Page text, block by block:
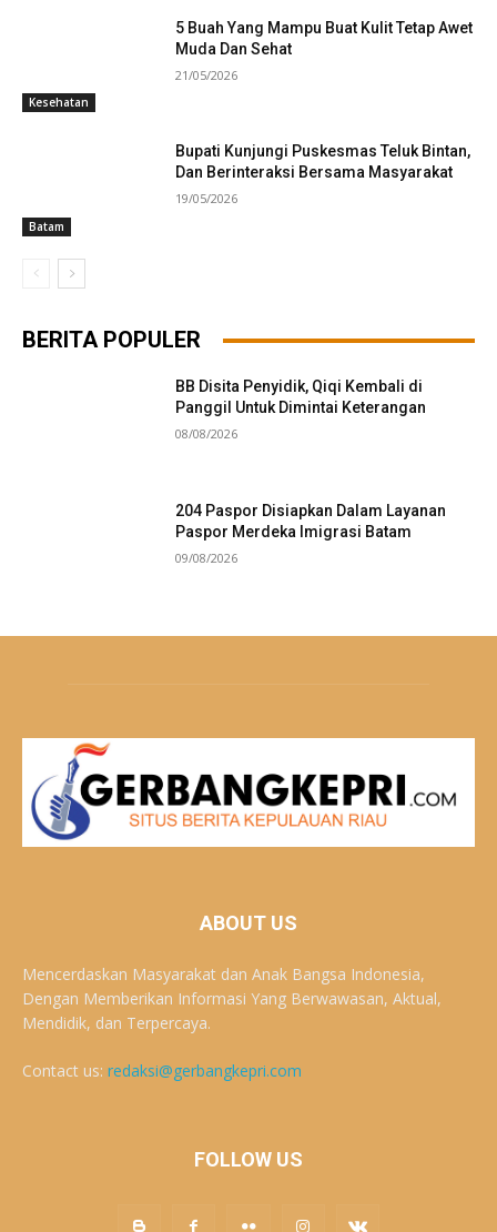
Kesehatan
5 Buah Yang Mampu Buat Kulit Tetap Awet
Muda Dan Sehat
21/05/2026
Batam
Bupati Kunjungi Puskesmas Teluk Bintan,
Dan Berinteraksi Bersama Masyarakat
19/05/2026
BERITA POPULER
BB Disita Penyidik, Qiqi Kembali di
Panggil Untuk Dimintai Keterangan
08/08/2026
204 Paspor Disiapkan Dalam Layanan
Paspor Merdeka Imigrasi Batam
09/08/2026
ABOUT US
Mencerdaskan Masyarakat dan Anak Bangsa Indonesia,
Dengan Memberikan Informasi Yang Berwawasan, Aktual,
Mendidik, dan Terpercaya.
Contact us: redaksi@gerbangkepri.com
FOLLOW US